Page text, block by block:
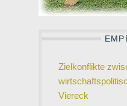
Zielkonflikte
Viereck